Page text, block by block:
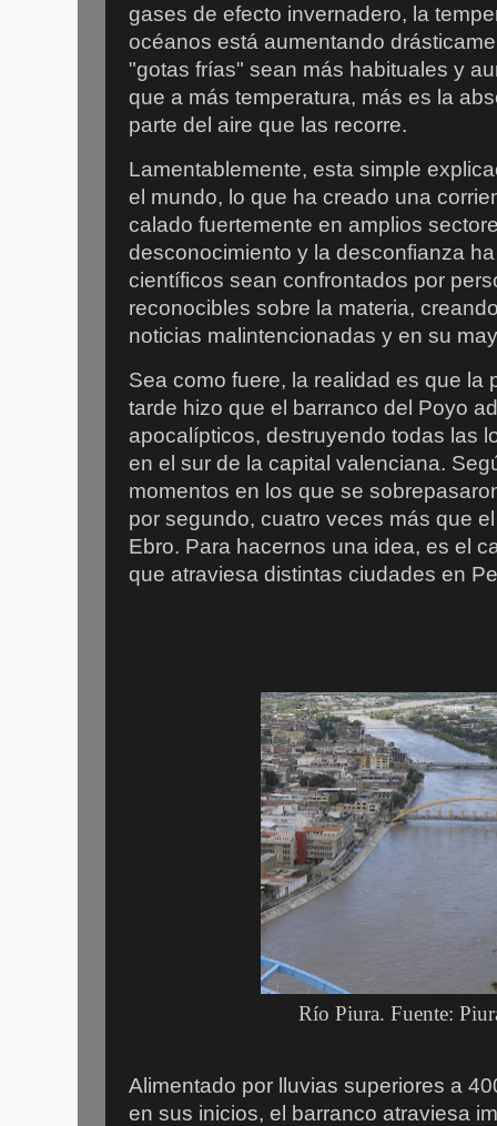
gases de efecto invernadero, la
océanos está aumentando
"gotas frías" sean más habituales y
que a más temperatura, más es la
parte del aire que las recorre.
Lamentablemente, esta simple
el mundo, lo que ha creado una
calado fuertemente en amplios
desconocimiento y la desconfianza
científicos sean confrontados por
reconocibles sobre la materia,
noticias malintencionadas y en su
Sea como fuere, la realidad es que la
tarde hizo que el barranco del Poyo
apocalípticos, destruyendo todas las
en el sur de la capital valenciana.
momentos en los que se
por segundo, cuatro veces más que
Ebro. Para hacernos una idea, es el
que atraviesa distintas ciudades en
Río Piura. Fuente:
Alimentado por lluvias superiores a
en sus inicios, el barranco atraviesa